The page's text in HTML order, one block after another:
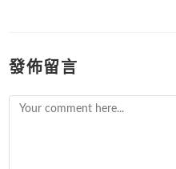
發佈留言
Comment